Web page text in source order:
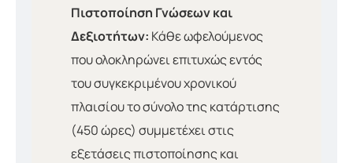
Πιστοποίηση Γνώσεων και
Δεξιοτήτων: Κάθε ωφελούμενος
που ολοκληρώνει επιτυχώς εντός
του συγκεκριμένου χρονικού
πλαισίου το σύνολο της κατάρτισης
(450 ώρες) συμμετέχει στις
εξετάσεις πιστοποίησης και